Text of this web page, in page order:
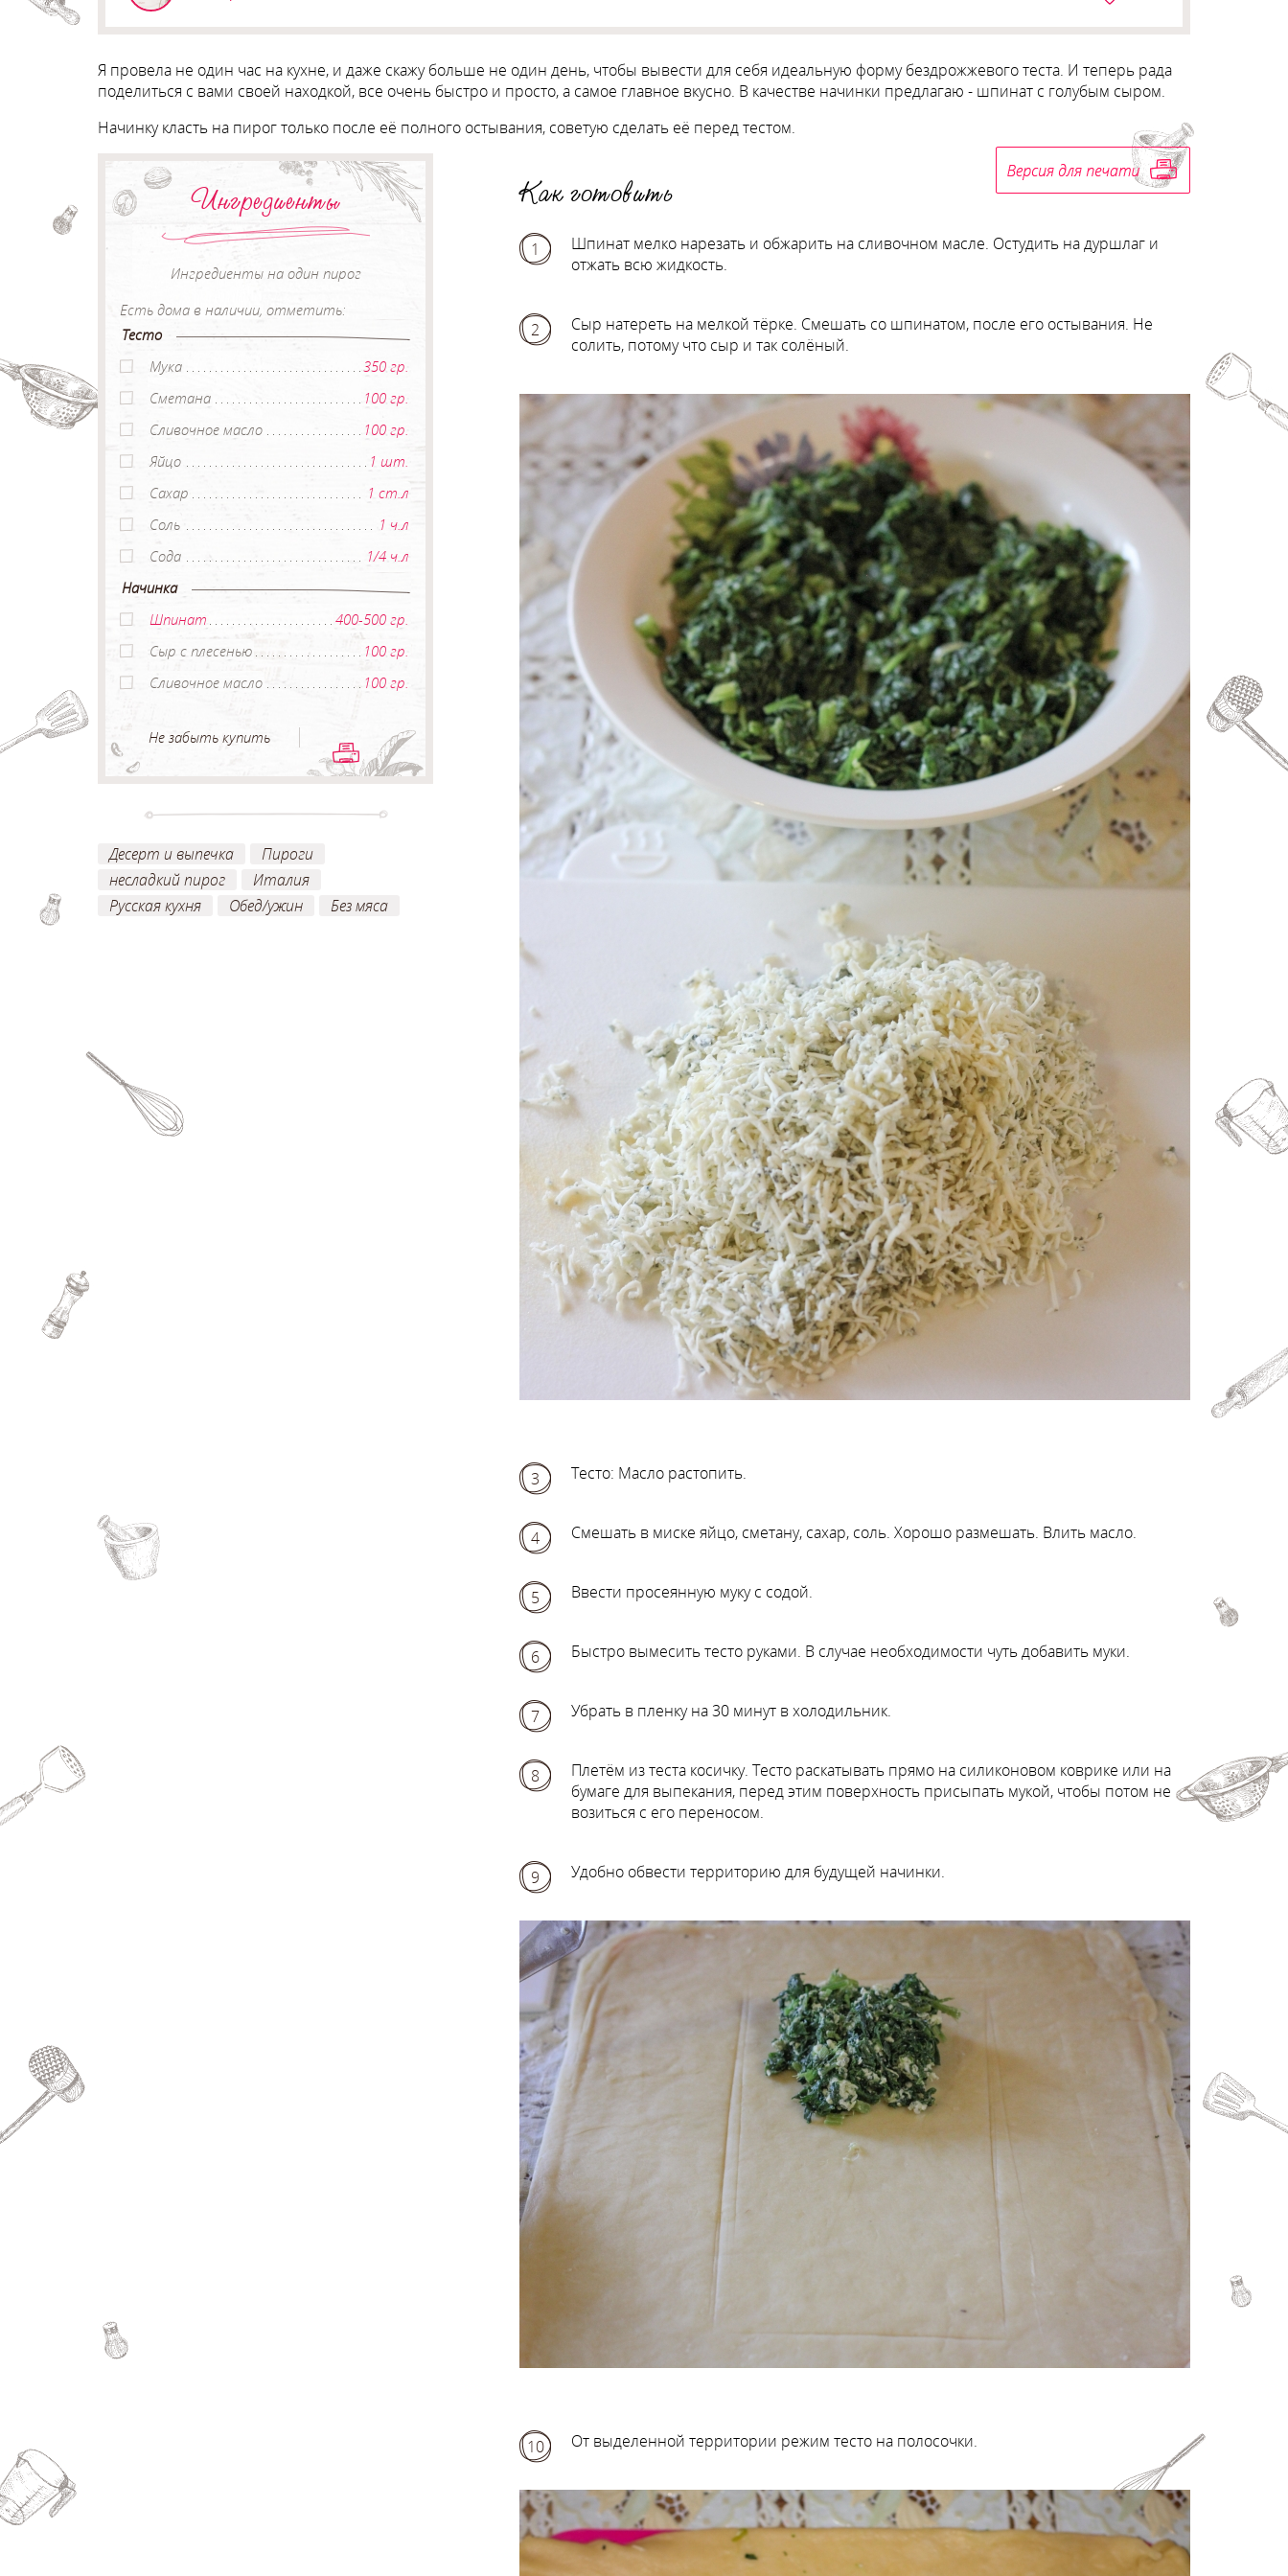
Я провела не один час на кухне, и даже скажу больше не один день, чтобы вывести для себя идеальную форму бездрожжевого теста. И теперь рада
поделиться с вами своей находкой, все очень быстро и просто, а самое главное вкусно. В качестве начинки предлагаю - шпинат с голубым сыром.
Начинку класть на пирог только после её полного остывания, советую сделать её перед тестом.
Ингредиенты
Ингредиенты на один пирог
Есть дома в наличии, отметить:
Тесто
Мука
350 гр.
Сметана
100 гр.
Сливочное масло
100 гр.
Яйцо
1 шт.
Сахар
1 ст.л
Соль
1 ч.л
Сода
1/4 ч.л
Начинка
Шпинат
400-500 гр.
Сыр с плесенью
100 гр.
Сливочное масло
100 гр.
Не забыть купить
Десерт и выпечка
Пироги
несладкий пирог
Италия
Русская кухня
Обед/ужин Без мяса
Как готовить
1
Шпинат мелко нарезать и обжарить на сливочном масле. Остудить на дуршлаг и
отжать всю жидкость.
2
Сыр натереть на мелкой тёрке. Смешать со шпинатом, после его остывания. Не
солить, потому что сыр и так солёный.
3 Тесто: Масло растопить.
4 Смешать в миске яйцо, сметану, сахар, соль. Хорошо размешать. Влить масло.
5 Ввести просеянную муку с содой.
6 Быстро вымесить тесто руками. В случае необходимости чуть добавить муки.
7 Убрать в пленку на 30 минут в холодильник.
8
Плетём из теста косичку. Тесто раскатывать прямо на силиконовом коврике или на
бумаге для выпекания, перед этим поверхность присыпать мукой, чтобы потом не
возиться с его переносом.
9 Удобно обвести территорию для будущей начинки.
10 От выделенной территории режим тесто на полосочки.